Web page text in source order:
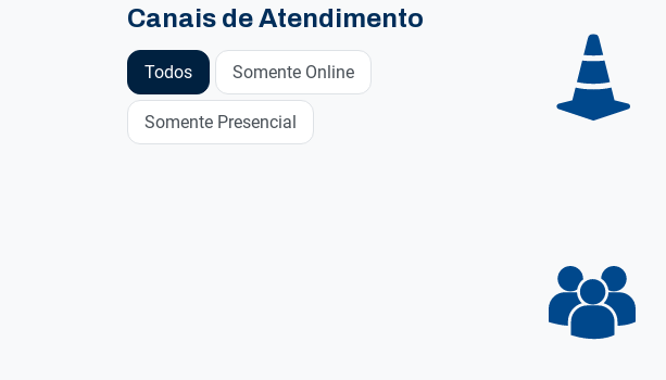
Canais de Atendimento
Todos Somente Online
Somente Presencial